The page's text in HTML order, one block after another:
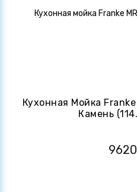
Кухонная Мойка
Камень
9620